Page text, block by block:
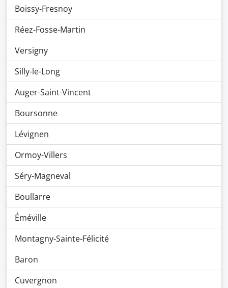
Boissy-Fresnoy
Réez-Fosse-Martin
Versigny
Silly-le-Long
Auger-Saint-Vincent
Boursonne
Lévignen
Ormoy-Villers
Séry-Magneval
Boullarre
Éméville
Montagny-Sainte-Félicité
Baron
Cuvergnon